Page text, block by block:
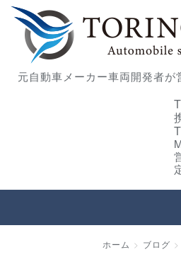
元自動車メーカー車両開発者が
ホーム ブログ